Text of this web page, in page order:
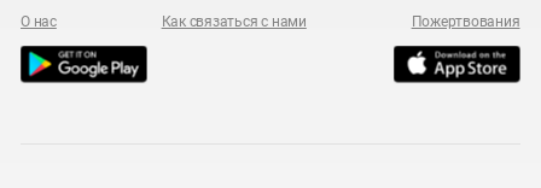
О нас Как связаться с нами Пожертвования